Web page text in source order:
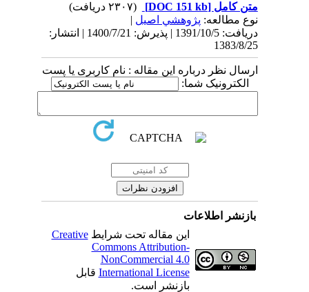
متن کامل[DOC 151 kb]
نوع مطالعه:پژوهشي اصیل|
دریافت: 1391/10/5 | پذیرش: 1400/7/21 | انتشار:
1383/8/25
ارسال نظر درباره این مقاله : نام کاربری یا پست
الکترونیک شما:
بازنشر اطلاعات
این مقاله تحت شرایطCreative
Commons Attribution-
NonCommercial 4.0
International Licenseقابل
بازنشر است.